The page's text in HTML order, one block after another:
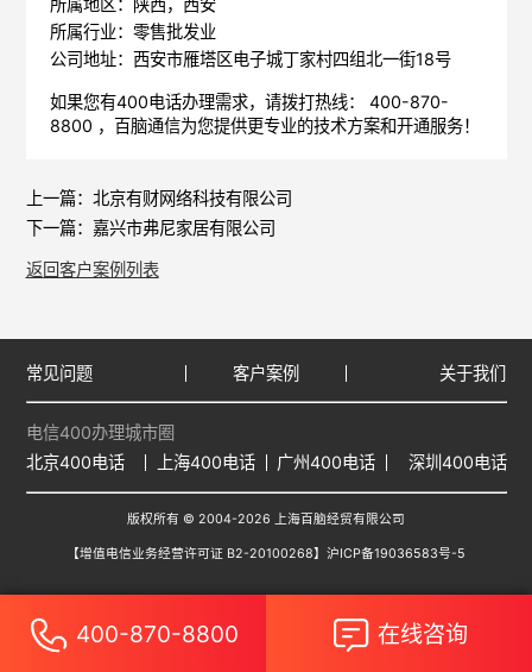
所属行业：零售批发业
公司地址：西安市雁塔区电子城丁家村四组北一街18号
如果您有400电话办理需求，请拨打热线： 400-870-
8800 ， 百脑通信为您提供更专业的技术方案和开通服务！
上一篇： 北京有财网络科技有限公司
下一篇： 嘉兴市弗尼家居有限公司
返回客户案例列表
常见问题 客户案例 关于我们
电信400办理城市圈
北京400电话
上海400电话 广州400电话 深圳400电话
版权所有 © 2004-2026 上海百脑经贸有限公司
【增值电信业务经营许可证 B2-20100268】 沪ICP备19036583号-5
400-870-8800 在线咨询